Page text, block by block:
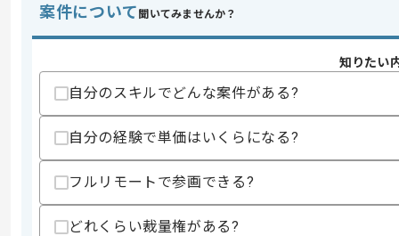
スキル
・PC入替プロジェクトにおけるPMや
・ベンダーコントロールやレビュー経験
・大規模(数千台規模)PC入替案件経験
・段階的展開計画の策定経験
案件について 聞いてみませんか？
知りたい
自分のスキルでどんな案件がある?
自分の経験で単価はいくらになる?
フルリモートで参画できる?
どれくらい裁量権がある?